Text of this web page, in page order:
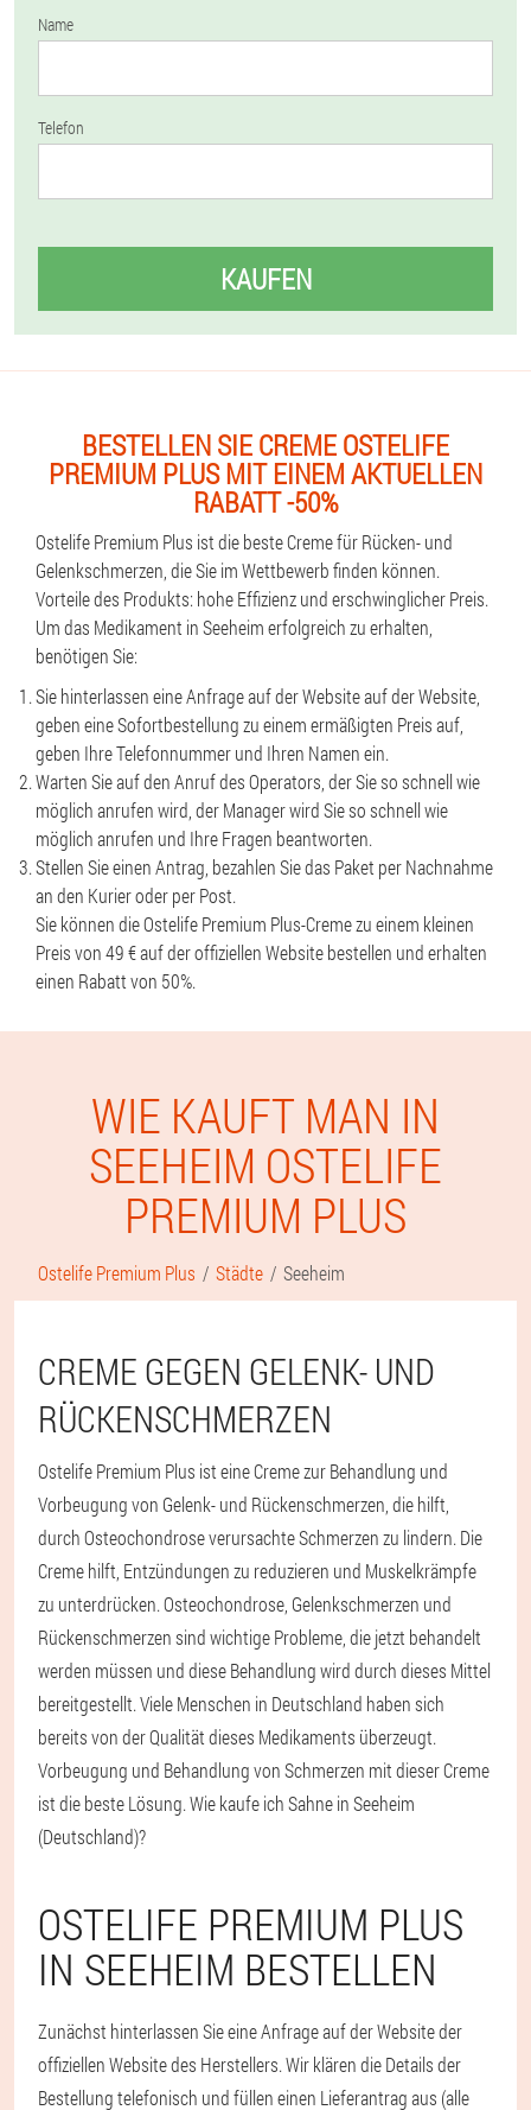
Name
Telefon
KAUFEN
BESTELLEN SIE CREME OSTELIFE
PREMIUM PLUS MIT EINEM AKTUELLEN
RABATT -50%
Ostelife Premium Plus ist die beste Creme für Rücken- und
Gelenkschmerzen, die Sie im Wettbewerb finden können.
Vorteile des Produkts: hohe Effizienz und erschwinglicher Preis.
Um das Medikament in Seeheim erfolgreich zu erhalten,
benötigen Sie:
Sie hinterlassen eine Anfrage auf der Website auf der Website,
geben eine Sofortbestellung zu einem ermäßigten Preis auf,
geben Ihre Telefonnummer und Ihren Namen ein.
Warten Sie auf den Anruf des Operators, der Sie so schnell wie
möglich anrufen wird, der Manager wird Sie so schnell wie
möglich anrufen und Ihre Fragen beantworten.
Stellen Sie einen Antrag, bezahlen Sie das Paket per Nachnahme
an den Kurier oder per Post.
Sie können die Ostelife Premium Plus-Creme zu einem kleinen
Preis von 49 € auf der offiziellen Website bestellen und erhalten
einen Rabatt von 50%.
WIE KAUFT MAN IN
SEEHEIM OSTELIFE
PREMIUM PLUS
Ostelife Premium Plus Städte Seeheim
CREME GEGEN GELENK- UND
RÜCKENSCHMERZEN
Ostelife Premium Plus ist eine Creme zur Behandlung und
Vorbeugung von Gelenk- und Rückenschmerzen, die hilft,
durch Osteochondrose verursachte Schmerzen zu lindern. Die
Creme hilft, Entzündungen zu reduzieren und Muskelkrämpfe
zu unterdrücken. Osteochondrose, Gelenkschmerzen und
Rückenschmerzen sind wichtige Probleme, die jetzt behandelt
werden müssen und diese Behandlung wird durch dieses Mittel
bereitgestellt. Viele Menschen in Deutschland haben sich
bereits von der Qualität dieses Medikaments überzeugt.
Vorbeugung und Behandlung von Schmerzen mit dieser Creme
ist die beste Lösung. Wie kaufe ich Sahne in Seeheim
(Deutschland)?
OSTELIFE PREMIUM PLUS
IN SEEHEIM BESTELLEN
Zunächst hinterlassen Sie eine Anfrage auf der Website der
offiziellen Website des Herstellers. Wir klären die Details der
Bestellung telefonisch und füllen einen Lieferantrag aus (alle